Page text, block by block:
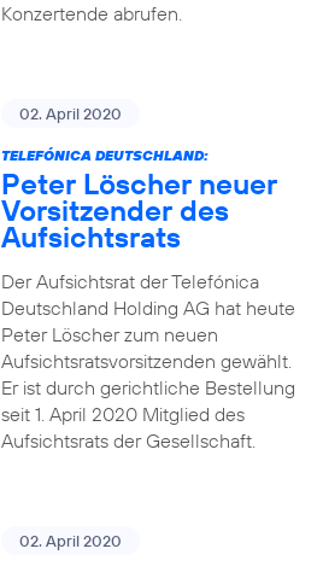
Konzertende abrufen.
02. April 2020
TELEFÓNICA DEUTSCHLAND:
Peter Löscher neuer
Vorsitzender des
Aufsichtsrats
Der Aufsichtsrat der Telefónica
Deutschland Holding AG hat heute
Peter Löscher zum neuen
Aufsichtsratsvorsitzenden gewählt.
Er ist durch gerichtliche Bestellung
seit 1. April 2020 Mitglied des
Aufsichtsrats der Gesellschaft.
02. April 2020